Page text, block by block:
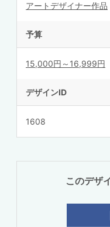
アートデザイナー作品
予算
15,000円～16,999円
デザインID
1608
このデザ